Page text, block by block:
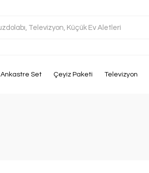
Ankastre Set Çeyiz Paketi Televizyon